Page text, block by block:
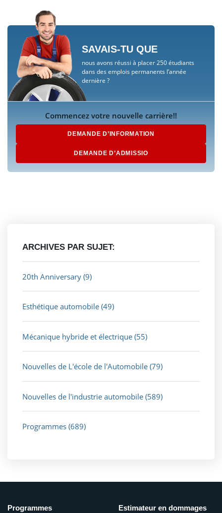
SAVAIS-TU QUE
nous avons réussi à placer 250 étudiants
dans des emplois permanents l’année
dernière ?
Commencez votre nouvelle carrière!!
DEMANDE D’INFORMATION
DEMANDE D’ADMISSIO
ARCHIVES PAR SUJET:
20th Anniversary (9)
Esthétique automobile (49)
Mécanique hybride et électrique (55)
Nouvelles de L'école de l'Automobile (79)
Nouvelles de l'industrie automobile (589)
Programmes (689)
Programmes
Estimateur en dommages